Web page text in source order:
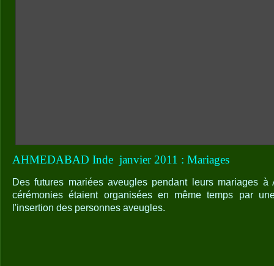
AHMEDABAD Inde janvier 2011 : Mariages
Des futures mariées aveugles pendant leurs mariages à
cérémonies étaient organisées en même temps par
l'insertion des personnes aveugles.